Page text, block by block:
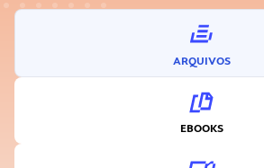
ARQUIVOS
EBOOKS